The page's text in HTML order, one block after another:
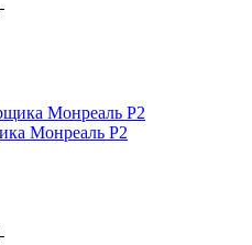
Монреаль Р2